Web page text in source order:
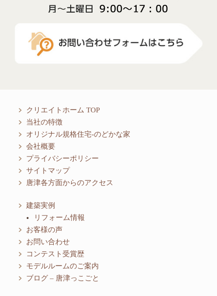
クリエイトホーム TOP
当社の特徴
オリジナル規格住宅-のどかな家
会社概要
プライバシーポリシー
サイトマップ
唐津各方面からのアクセス
建築実例
リフォーム情報
お客様の声
お問い合わせ
コンテスト受賞歴
モデルルームのご案内
ブログ – 唐津っこごと